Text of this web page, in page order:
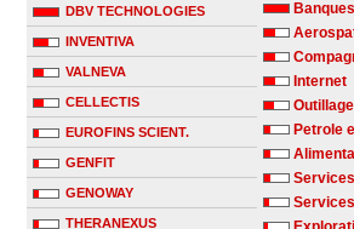
DBV TECHNOLOGIES
INVENTIVA
VALNEVA
CELLECTIS
EUROFINS SCIENT.
GENFIT
GENOWAY
THERANEXUS
Banques
Internet
Petrole